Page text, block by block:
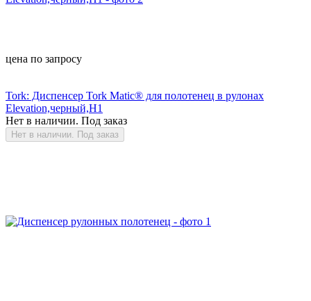
цена по запросу
Tork: Диспенсер Tork Matic® для полотенец в рулонах
Elevation,черный,Н1
Нет в наличии. Под заказ
Нет в наличии. Под заказ